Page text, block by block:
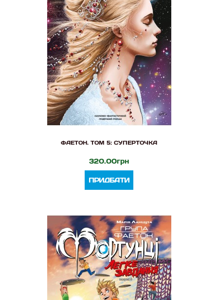
ФАЕТОН. ТОМ 5: СУПЕРТОЧКА
320.00грн
ПРИДБАТИ